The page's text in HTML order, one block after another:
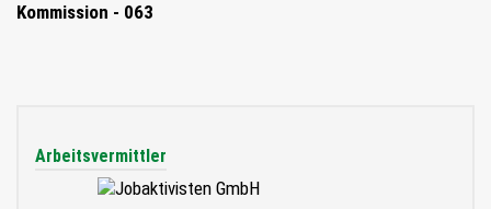
Kommission - 063
Arbeitsvermittler